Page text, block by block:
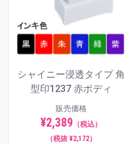
シャイニー浸透タイプ 角
型印1237 赤ボディ
販売価格
¥2,389 （税込）
（税抜 ¥2,172）